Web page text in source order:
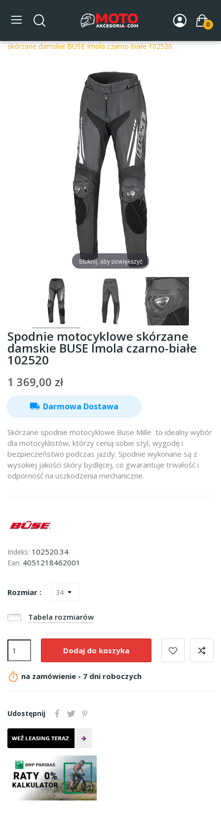
0
Strona główna DLA MOTOCYKLISTY
Spodnie
skórzane damskie BUSE Imola czarno-białe 102520
Stuknij, aby powiększyć
Spodnie motocyklowe skórzane
damskie BUSE Imola czarno-białe
102520
1 369,00 zł
local_shipping Darmowa Dostawa
Skórzane spodnie motocyklowe Buse Mille to idealny wybór
dla motocyklistów, którzy cenią sobie styl, wygodę i
bezpieczeństwo podczas jazdy. Spodnie wykonane są z
wysokiej jakości skóry bydlęcej, co gwarantuje trwałość i
odporność na uszkodzenia mechaniczne.
Indeks: 102520.34
Ean: 4051218462001
Rozmiar :
Tabela rozmiarów
Dodaj do koszyka
 na zamówienie - 7 dni roboczych
Udostępnij